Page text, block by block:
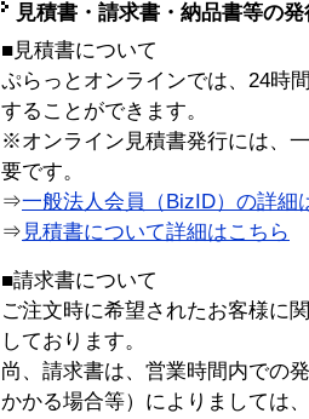
見積書・請求書・納品書等の
■見積書について
ぷらっとオンラインでは、24時
することができます。
※オンライン見積書発行には、
要です。
⇒一般法人会員（BizID）の詳細
⇒ 見積書について詳細はこちら
■請求書について
ご注文時に希望されたお客様に
しております。
尚、請求書は、営業時間内での
かかる場合等）によりましては